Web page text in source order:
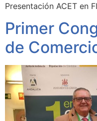
Presentación ACET en
Primer
de